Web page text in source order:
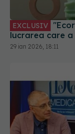
EXCLUSIV
lucrarea care
29 ian 2026, 18:11